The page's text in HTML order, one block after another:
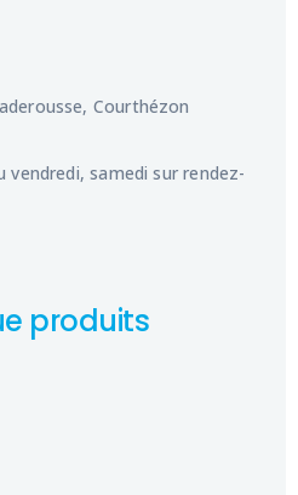
Courthézon
vendredi, samedi sur rendez-
produits